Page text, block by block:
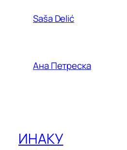
Saša Delić
Ана Петреска
ИНАКУ